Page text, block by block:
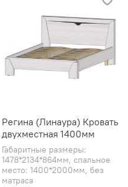
Регина (Линаура) Кровать
двухместная 1400мм
Габаритные размеры:
1478*2134*864мм, спальное
место: 1400*2000мм, без
матраса